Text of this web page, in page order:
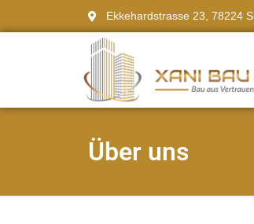
Ekkehardstrasse 23, 78224
Über uns